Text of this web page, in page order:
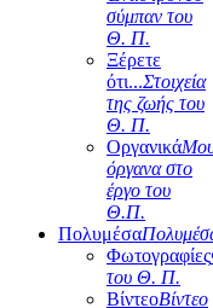
σύμπαν του
Θ. Π.
Ξέρετε
ότι...Στοιχεία
της ζωής του
Θ. Π.
Οργανικά
όργανα στο
έργο του
Θ.Π.
Πολυμέσα
Φωτογραφίες
του Θ. Π.
ΒίντεοΒίντεο